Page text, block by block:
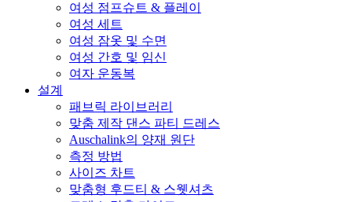
여성 점프슈트 & 플레이
여성 세트
여성 잠옷 및 수면
여성 간호 및 임신
여자 운동복
설계
패브릭 라이브러리
맞춤 제작 댄스 파티 드레스
Auschalink의 양재 원단
측정 방법
사이즈 차트
맞춤형 후드티 & 스웻셔츠